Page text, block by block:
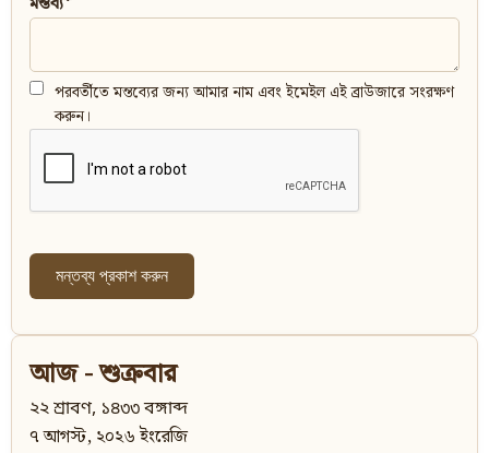
পরবর্তীতে মন্তব্যের জন্য আমার নাম এবং ইমেইল এই ব্রাউজারে সংরক্ষণ
করুন।
আজ - শুক্রবার
২২ শ্রাবণ, ১৪৩৩ বঙ্গাব্দ
৭ আগস্ট, ২০২৬ ইংরেজি